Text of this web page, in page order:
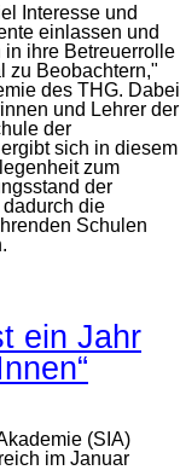
Interesse und
einlassen und
in ihre Betreuerrolle
zu Beobachtern,"
des THG. Dabei
und Lehrer der
der
sich in diesem
zum
der
die
Schulen
ein Jahr
(SIA)
im Januar